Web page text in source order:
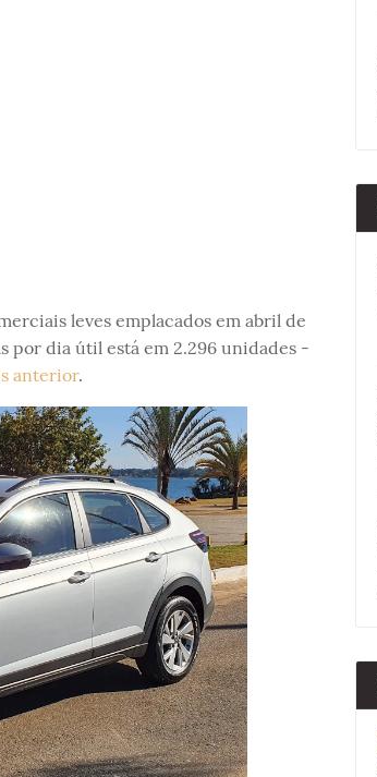
leves emplacados em abril de
por dia útil está em 2.296 unidades -
anterior.